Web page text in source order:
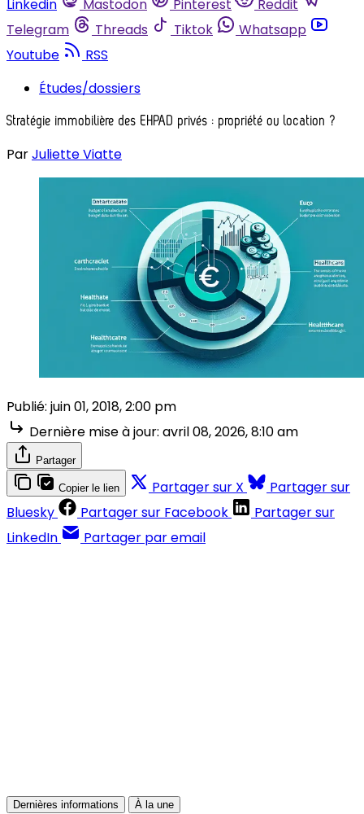
Linkedin
Mastodon Pinterest
Reddit
Telegram
Threads Tiktok
Whatsapp
Youtube
RSS
Études/dossiers
Stratégie immobilière des EHPAD privés : propriété ou location ?
ParJuliette Viatte
Publié: juin 01, 2018, 2:00 pm
Dernière mise à jour: avril 08, 2026, 8:10 am
Partager
Copier le lien Partager sur X
Partager sur
Bluesky
Partager sur Facebook
Partager sur
LinkedIn
Partager par email
Dernières informations À la une